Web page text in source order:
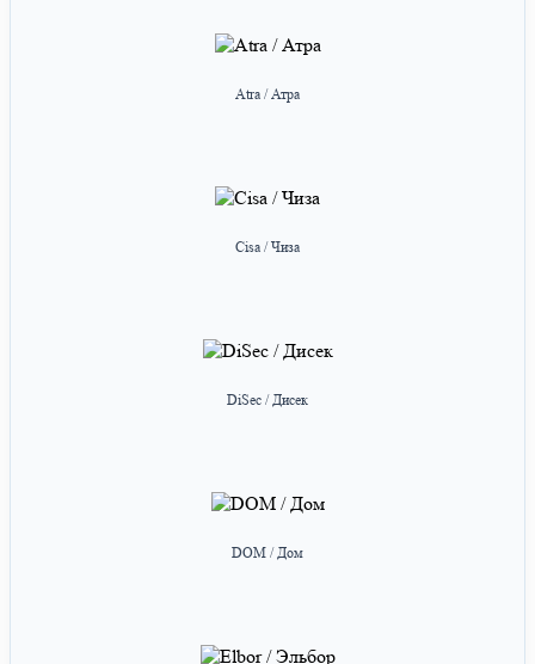
Atra / Атра
Cisa / Чиза
DiSec / Дисек
DOM / Дом